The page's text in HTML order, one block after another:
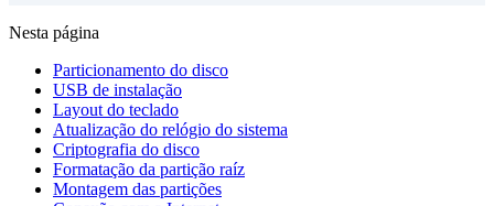
Nesta página
Particionamento do disco
USB de instalação
Layout do teclado
Atualização do relógio do sistema
Criptografia do disco
Formatação da partição raíz
Montagem das partições